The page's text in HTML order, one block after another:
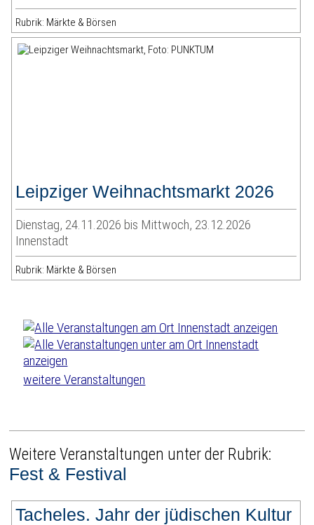
Rubrik: Märkte & Börsen
Leipziger Weihnachtsmarkt 2026
Dienstag, 24.11.2026 bis Mittwoch, 23.12.2026
Innenstadt
Rubrik: Märkte & Börsen
weitere Veranstaltungen
Weitere Veranstaltungen unter der Rubrik:
Fest & Festival
Tacheles. Jahr der jüdischen Kultur